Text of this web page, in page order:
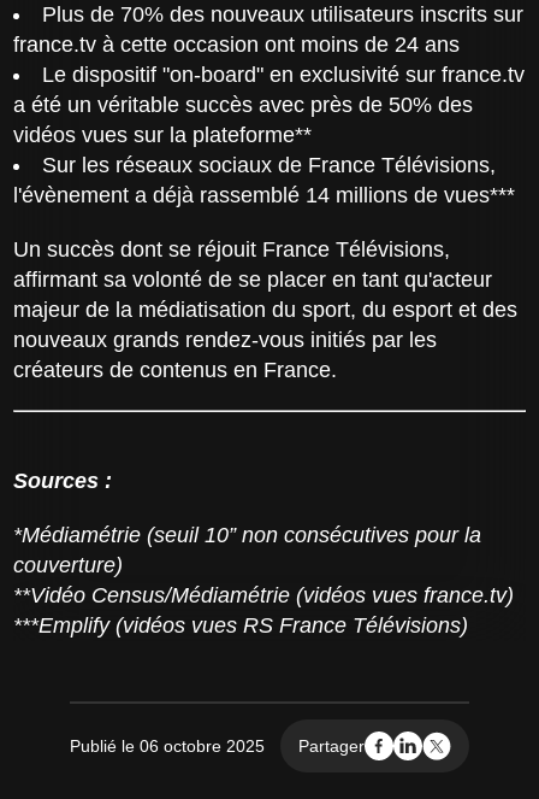
Plus de 70% des nouveaux utilisateurs inscrits sur
france.tv à cette occasion ont moins de 24 ans
Le dispositif "on-board" en exclusivité sur france.tv
a été un véritable succès avec près de 50% des
vidéos vues sur la plateforme**
Sur les réseaux sociaux de France Télévisions,
l'évènement a déjà rassemblé 14 millions de vues***
Un succès dont se réjouit France Télévisions,
affirmant sa volonté de se placer en tant qu'acteur
majeur de la médiatisation du sport, du esport et des
nouveaux grands rendez-vous initiés par les
créateurs de contenus en France.
Sources :
*Médiamétrie (seuil 10” non consécutives pour la
couverture)
**Vidéo Census/Médiamétrie (vidéos vues france.tv)
***Emplify (vidéos vues RS France Télévisions)
Publié le 06 octobre 2025 Partager